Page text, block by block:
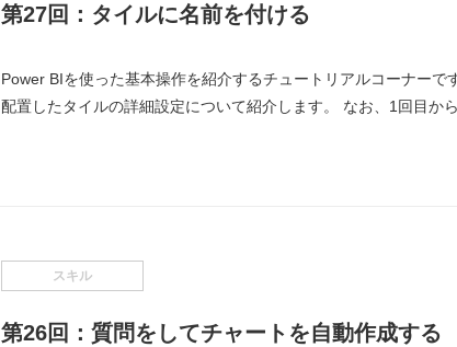
第27回：タイルに名前を付ける
Power BIを使った基本操作を紹介するチュートリアルコーナーで
配置したタイルの詳細設定について紹介します。 なお、1回目か
スキル
第26回：質問をしてチャートを自動作成する